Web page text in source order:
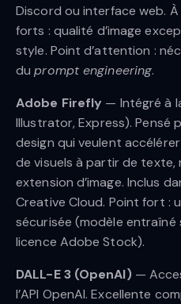
Discord ou interface web.
forts : qualité d’image
style. Point d’attention :
duprompt engineering.
Adobe Firefly — Intégré à
Illustrator, Express). Pensé
design qui veulent
de visuels à partir de texte,
extension d’image. Inclus
Creative Cloud. Point fort :
sécurisée (modèle entraîné
licence Adobe Stock).
DALL-E 3 (OpenAI)—
l’API OpenAI. Excellente